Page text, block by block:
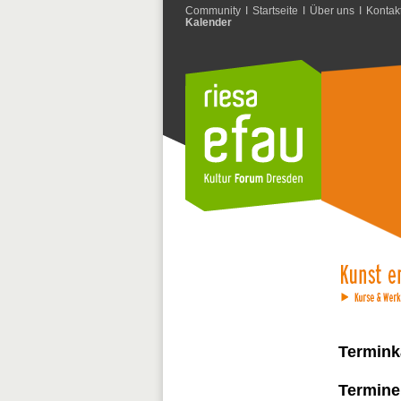
Community I Startseite I Über uns I
Kalender